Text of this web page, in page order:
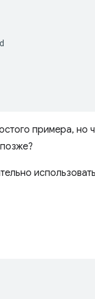
примера, но
использовать